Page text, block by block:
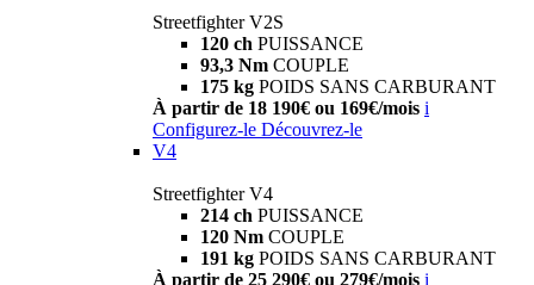
Streetfighter V2S
120 ch PUISSANCE
93,3 Nm COUPLE
175 kg POIDS SANS CARBURANT
À partir de 18 190€ ou 169€/mois i
Configurez-le Découvrez-le
V4
Streetfighter V4
214 ch PUISSANCE
120 Nm COUPLE
191 kg POIDS SANS CARBURANT
À partir de 25 290€ ou 279€/mois i